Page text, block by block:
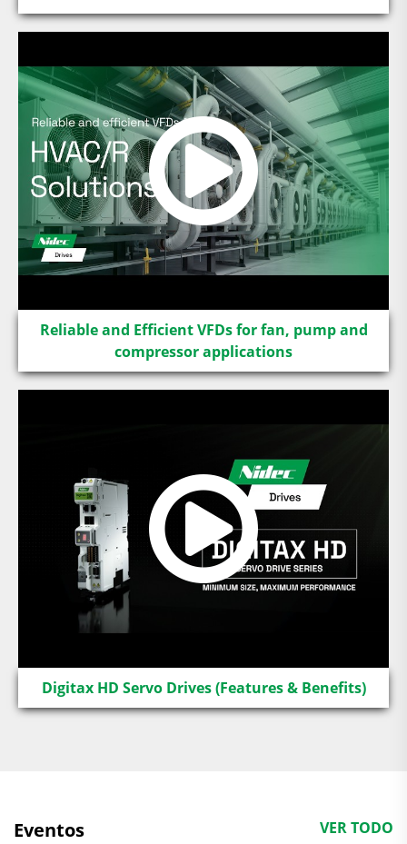
Reliable and Efficient VFDs for fan, pump and
compressor applications
Digitax HD Servo Drives (Features & Benefits)
Eventos VER TODO